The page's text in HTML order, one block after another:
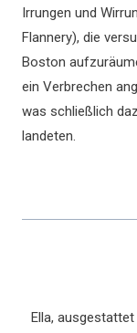
Irrungen und
Flannery), die
Boston
ein Verbrechen
was schließlich
landeten.
Ella,